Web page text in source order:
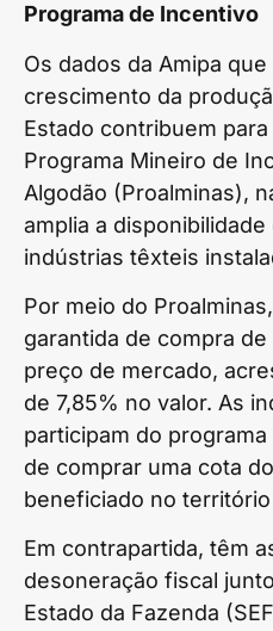
Programa de Incentivo
Os dados da Amipa
crescimento da
Estado contribuem
Programa Mineiro de
Algodão (Proalminas),
amplia a disponibilidade
indústrias têxteis
Por meio do
garantida de compra
preço de mercado,
de 7,85% no valor. As
participam do
de comprar uma cota
beneficiado no
Em contrapartida, têm
desoneração fiscal
Estado da Fazenda